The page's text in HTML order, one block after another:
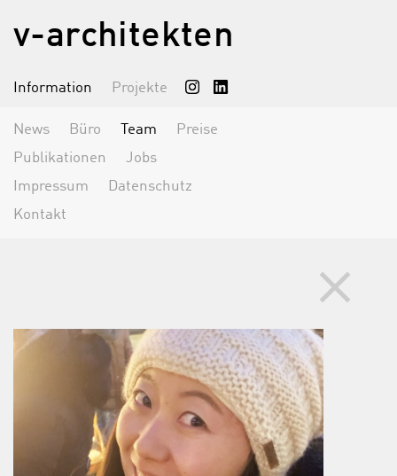
v-architekten
Information Projekte
News Büro Team
Preise
Publikationen
Jobs
Impressum
Datenschutz
Kontakt
clear